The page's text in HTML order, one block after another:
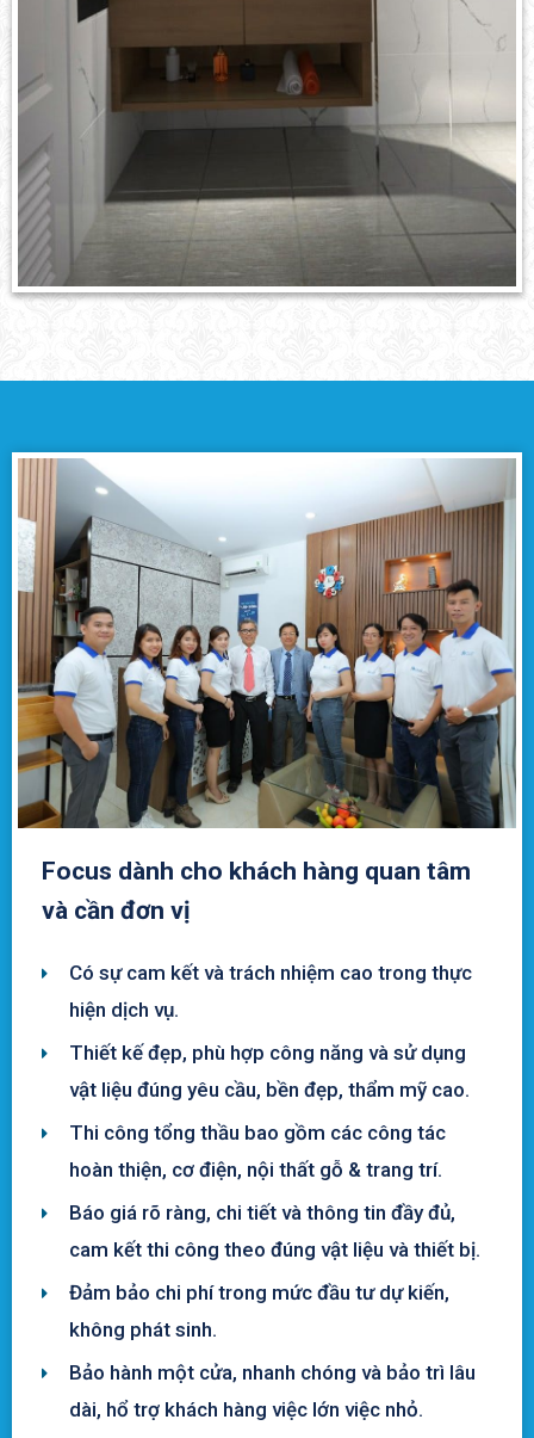
Focus dành cho khách hàng quan tâm
và cần đơn vị
Có sự cam kết và trách nhiệm cao trong thực
hiện dịch vụ.
Thiết kế đẹp, phù hợp công năng và sử dụng
vật liệu đúng yêu cầu, bền đẹp, thẩm mỹ cao.
Thi công tổng thầu bao gồm các công tác
hoàn thiện, cơ điện, nội thất gỗ & trang trí.
Báo giá rõ ràng, chi tiết và thông tin đầy đủ,
cam kết thi công theo đúng vật liệu và thiết bị.
Đảm bảo chi phí trong mức đầu tư dự kiến,
không phát sinh.
Bảo hành một cửa, nhanh chóng và bảo trì lâu
dài, hổ trợ khách hàng việc lớn việc nhỏ.